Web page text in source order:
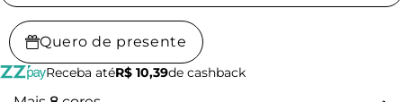
Quero de presente
Receba atéR$ 10,39de cashback